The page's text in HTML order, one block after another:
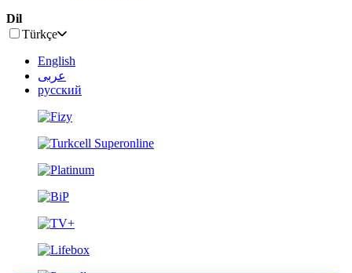
Dil
Türkçe
English
عربى
русский